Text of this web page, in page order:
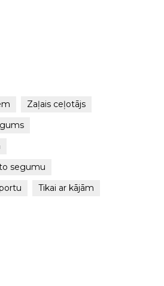
Zaļais ceļotājs
segumu
Tikai ar kājām